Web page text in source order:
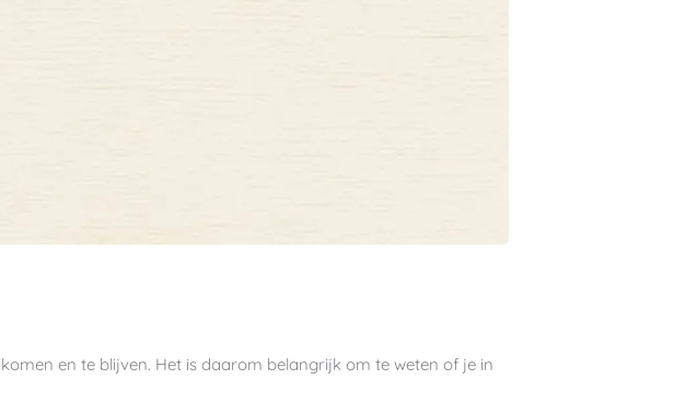
en te blijven. Het is daarom belangrijk om te weten of je in